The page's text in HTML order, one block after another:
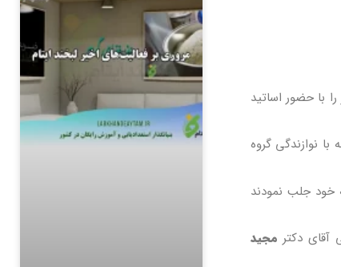
با حضور اساتید
نوازندگی گروه
خود جلب نمودند
آقای دکتر مجید